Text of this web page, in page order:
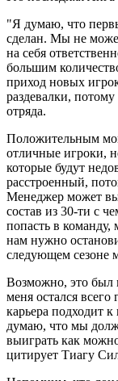
"Я думаю, что
сделан. Мы не
на себя
большим
приход новых
раздевалки, потому
отряда.
Положительным
отличные игроки,
которые будут
расстроенный,
Менеджер может
состав из 30-ти с
попасть в команду,
нам нужно
следующем сезоне
Возможно, это был
меня остался
карьера подходит
думаю, что мы
выиграть как
цитирует Тиагу